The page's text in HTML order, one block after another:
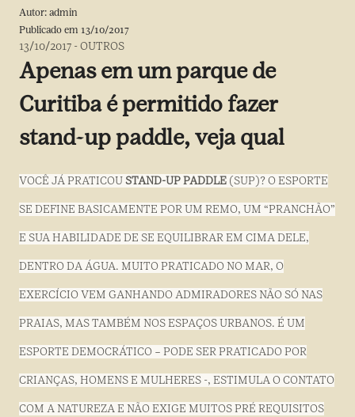
Autor: admin
Publicado em 13/10/2017
13/10/2017 -OUTROS
Apenas em um parque de
Curitiba é permitido fazer
stand-up paddle, veja qual
VOCÊ JÁ PRATICOUSTAND-UP PADDLE (SUP)? O ESPORTE
SE DEFINE BASICAMENTE POR UM REMO, UM “PRANCHÃO”
E SUA HABILIDADE DE SE EQUILIBRAR EM CIMA DELE,
DENTRO DA ÁGUA. MUITO PRATICADO NO MAR, O
EXERCÍCIO VEM GANHANDO ADMIRADORES NÃO SÓ NAS
PRAIAS, MAS TAMBÉM NOS ESPAÇOS URBANOS. É UM
ESPORTE DEMOCRÁTICO – PODE SER PRATICADO POR
CRIANÇAS, HOMENS E MULHERES -, ESTIMULA O CONTATO
COM A NATUREZA E NÃO EXIGE MUITOS PRÉ REQUISITOS